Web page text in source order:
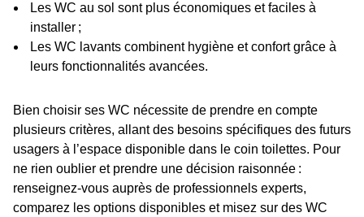
Les WC au sol sont plus économiques et faciles à
installer ;
Les WC lavants combinent hygiène et confort grâce à
leurs fonctionnalités avancées.
Bien choisir ses WC nécessite de prendre en compte
plusieurs critères, allant des besoins spécifiques des futurs
usagers à l’espace disponible dans le coin toilettes. Pour
ne rien oublier et prendre une décision raisonnée :
renseignez-vous auprès de professionnels experts,
comparez les options disponibles et misez sur des WC